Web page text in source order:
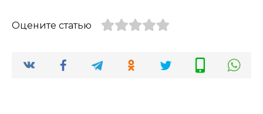
Оцените статью